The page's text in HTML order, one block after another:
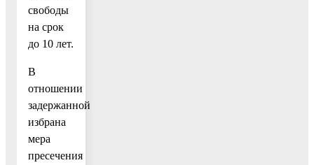
свободы
на срок
до 10 лет.
В
отношении
задержанной
избрана
мера
пресечения